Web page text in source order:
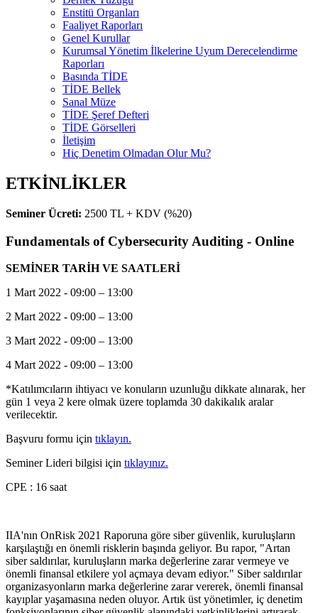
Enstitü Organları
Faaliyet Raporları
Genel Kurullar
Kurumsal Yönetim İlkelerine Uyum Derecelendirme
Raporları
Basında TİDE
TİDE Bellek
Sanal Müze
TİDE Şeref Defteri
TİDE Görselleri
İletişim
Hiç Denetim Olmadan Olur Mu?
ETKİNLİKLER
Seminer Ücreti: 2500 TL + KDV (%20)
Fundamentals of Cybersecurity Auditing - Online
SEMİNER TARİH VE SAATLERİ
1 Mart 2022 - 09:00 – 13:00
2 Mart 2022 - 09:00 – 13:00
3 Mart 2022 - 09:00 – 13:00
4 Mart 2022 - 09:00 – 13:00
*Katılımcıların ihtiyacı ve konuların uzunluğu dikkate alınarak, her
gün 1 veya 2 kere olmak üzere toplamda 30 dakikalık aralar
verilecektir.
Başvuru formu için tıklayın.
Seminer Lideri bilgisi için tıklayınız.
CPE : 16 saat
IIA'nın OnRisk 2021 Raporuna göre siber güvenlik, kuruluşların
karşılaştığı en önemli risklerin başında geliyor. Bu rapor, "Artan
siber saldırılar, kuruluşların marka değerlerine zarar vermeye ve
önemli finansal etkilere yol açmaya devam ediyor." Siber saldırılar
organizasyonların marka değerlerine zarar vererek, önemli finansal
kayıplar yaşamasına neden oluyor. Artık üst yönetimler, iç denetim